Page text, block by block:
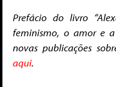
Prefácio do livro
feminismo, o amor e a
novas publicações
aqui.